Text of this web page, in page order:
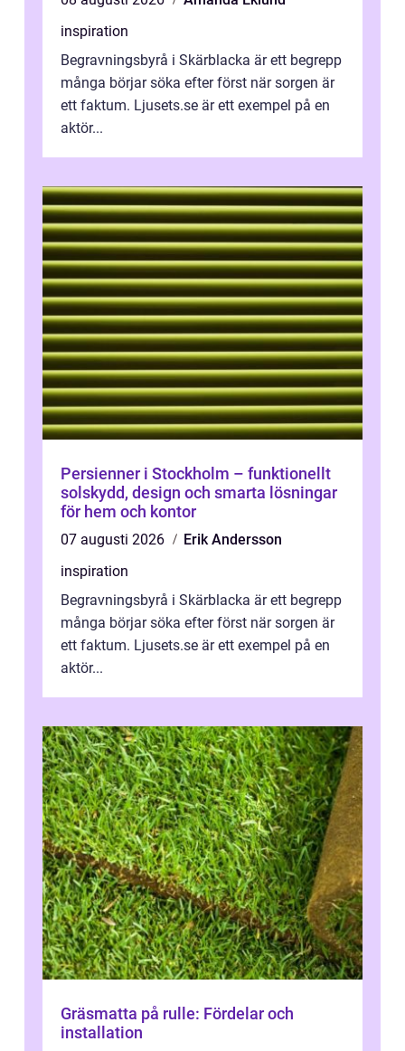
inspiration
Begravningsbyrå i Skärblacka är ett begrepp
många börjar söka efter först när sorgen är
ett faktum. Ljusets.se är ett exempel på en
aktör...
Persienner i Stockholm – funktionellt
solskydd, design och smarta lösningar
för hem och kontor
07 augusti 2026
Erik Andersson
inspiration
Begravningsbyrå i Skärblacka är ett begrepp
många börjar söka efter först när sorgen är
ett faktum. Ljusets.se är ett exempel på en
aktör...
Gräsmatta på rulle: Fördelar och
installation